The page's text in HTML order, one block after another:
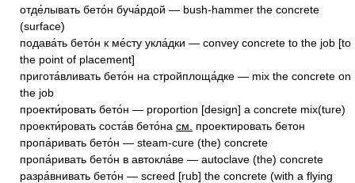
отде́лывать бето́н буча́рдой — bush-hammer the concrete
(surface)
подава́ть бето́н к ме́сту укла́дки — convey concrete to the job [to
the point of placement]
пригота́вливать бето́н на стройплоща́дке — mix the concrete on
the job
проекти́ровать бето́н — proportion [design] a concrete mix(ture)
проекти́ровать соста́в бето́на см.
проектировать бетон
пропа́ривать бето́н — steam-cure (the) concrete
пропа́ривать бето́н в автокла́ве — autoclave (the) concrete
разра́внивать бето́н — screed [rub] the concrete (with a flying